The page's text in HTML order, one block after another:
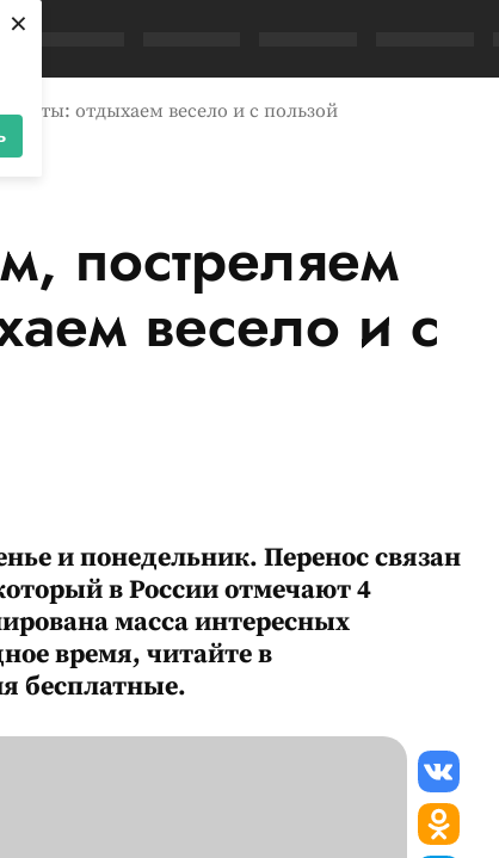
×
отдыхаем весело и с пользой
постреляем
весело и с
и понедельник. Перенос связан
в России отмечают 4
масса интересных
время, читайте в
бесплатные.